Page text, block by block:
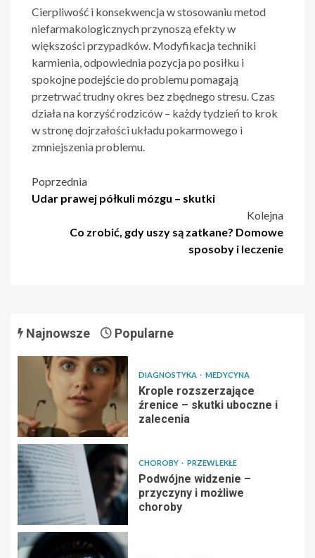
Cierpliwość i konsekwencja w stosowaniu metod
niefarmakologicznych przynoszą efekty w
większości przypadków. Modyfikacja techniki
karmienia, odpowiednia pozycja po posiłku i
spokojne podejście do problemu pomagają
przetrwać trudny okres bez zbędnego stresu. Czas
działa na korzyść rodziców – każdy tydzień to krok
w stronę dojrzałości układu pokarmowego i
zmniejszenia problemu.
Nawigacja
Poprzednia
Udar prawej półkuli mózgu – skutki
Kolejna
Co zrobić, gdy uszy są zatkane? Domowe
sposoby i leczenie
Najnowsze Popularne
DIAGNOSTYKA MEDYCYNA
Krople rozszerzające
źrenice – skutki uboczne i
zalecenia
CHOROBY PRZEWLEKŁE
Podwójne widzenie –
przyczyny i możliwe
choroby